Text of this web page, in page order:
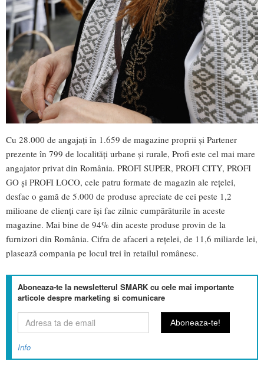
Cu 28.000 de angajați în 1.659 de magazine proprii și Partener
prezente în 799 de localități urbane și rurale, Profi este cel mai mare
angajator privat din România. PROFI SUPER, PROFI CITY, PROFI
GO și PROFI LOCO, cele patru formate de magazin ale rețelei,
desfac o gamă de 5.000 de produse apreciate de cei peste 1,2
milioane de clienți care își fac zilnic cumpărăturile în aceste
magazine. Mai bine de 94% din aceste produse provin de la
furnizori din România. Cifra de afaceri a rețelei, de 11,6 miliarde lei,
plasează compania pe locul trei în retailul românesc.
Aboneaza-te la newsletterul SMARK cu cele mai importante
articole despre marketing si comunicare
Info